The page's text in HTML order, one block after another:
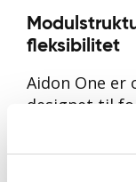
fleksibilitet
Aidon One er
designet til
formål. De